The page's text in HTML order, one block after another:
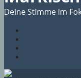
Deine Stimme im